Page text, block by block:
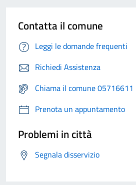
Contatta il comune
Leggi le domande frequenti
Richiedi Assistenza
Chiama il comune 05716611
Prenota un appuntamento
Problemi in città
Segnala disservizio